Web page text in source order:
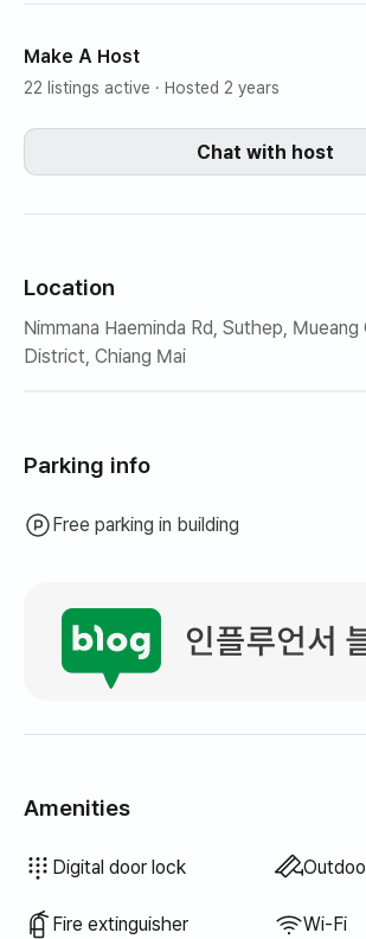
Make A Host
22 listings active · Hosted 2 years
Chat with host
Location
Nimmana Haeminda Rd, Suthep, Mueang
District, Chiang Mai
Parking info
Free parking in building
Amenities
Digital door lock
Fire extinguisher Wi-Fi
Air conditioner
Dining table & chairs
Wardrobe
Sofa
Unavailable:
Key lock
Unavailable:
Security office · Guard
Unavailable:
Dryer
Unavailable:
Shared gas stove · Induction
Unavailable:
Shared refrigerator
Unavailable:
Shared microwave
Unavailable:
Shared washing machine
Unavailable:
Shared dryer
Unavailable:
Extra bedding available
Unavailable:
Boiler (city gas)
Unavailable:
Desk
Hair dryer
Soap
Toilet paper
Towels
Blinds
Vacuum cleaner
Electric kettle
Cooking tools (board, knife, scissors, etc.)
Pots & pans
Basic tableware (bowls, cups, etc.)
Elevator
Swimming pool
Terrace
Clothing rack
Floor dining table
Drying rack
Unavailable: Bathtub
Unavailable: Bidet
Unavailable: Filtered showerhead
Unavailable: Body wash
Unavailable: Shampoo · Conditioner
Unavailable: Toothbrush
Unavailable: Toothpaste
Unavailable: Topper · Foldable mattress
Unavailable: Blackout curtains
Unavailable: Broom
Unavailable: Laundry detergent
Unavailable: Fabric softener
Unavailable: Dish soap
Unavailable: Food waste bags
Unavailable: Trash bags
Unavailable: Dish cloth
Unavailable: Scrub sponge
Unavailable: Rice cooker
Unavailable: Outdoor BBQ
Unavailable: Free fitness center
Unavailable: Free shared sauna
Unavailable: Spa · Whirlpool
Unavailable: Jacuzzi · Hinoki bath
Unavailable: Sofa bed
Unavailable: Fan
Unavailable: Electric boiler
Unavailable: Kerosene heating
Unavailable: LPG gas
Unavailable: Renewable energy
Unavailable: Projector
Unavailable: Wired internet
Unavailable: Iron
Unavailable: Washer-dryer combo